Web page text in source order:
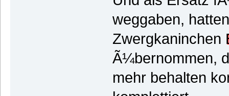
weggaben,
Zwergkaninchen
Ã¼bernommen,
mehr behalten